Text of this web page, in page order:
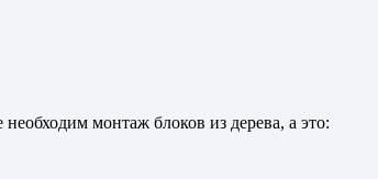
монтаж блоков из дерева, а это: